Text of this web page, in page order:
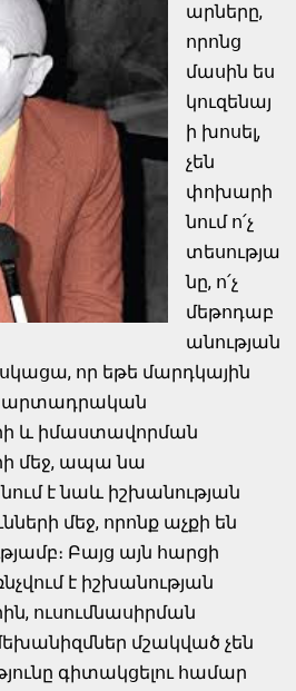
արները,
որոնց
մասին ես
կուզենայ
ի խոսել,
չեն
փոխարի
նում ո՛չ
տեսությա
նը, ո՛չ
մեթոդաբ
անության
որ եթե մարդկային
է արտադրական
և իմաստավորման
մեջ, ապա նա
է նաև իշխանության
մեջ, որոնք աչքի են
Բայց այն հարցի
է իշխանության
ուսումնասիրման
մշակված չեն
գիտակցելու համար